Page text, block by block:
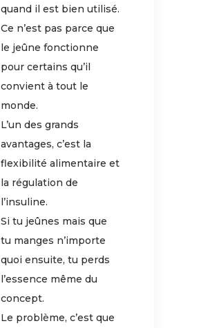
quand il est bien utilisé.
Ce n’est pas parce que
le jeûne fonctionne
pour certains qu’il
convient à tout le
monde.
L’un des grands
avantages, c’est la
flexibilité alimentaire et
la régulation de
l’insuline.
Si tu jeûnes mais que
tu manges n’importe
quoi ensuite, tu perds
l’essence même du
concept.
Le problème, c’est que